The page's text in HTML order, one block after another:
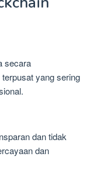
secara
yang sering
dan tidak
dan